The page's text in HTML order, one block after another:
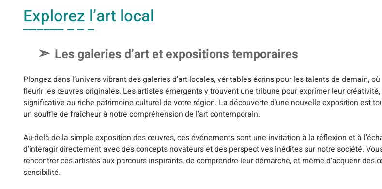
Explorez l’art local
Les galeries d’art et expositions temporaires
Plongez dans l’univers vibrant des galeries d’art locales, véritables écrins pour les talents de demain,
fleurir les œuvres originales. Les artistes émergents y trouvent une tribune pour exprimer leur
significative au riche patrimoine culturel de votre région. La découverte d’une nouvelle exposition est
un souffle de fraîcheur à notre compréhension de l’art contemporain.
Au-delà de la simple exposition des œuvres, ces événements sont une invitation à la réflexion et à
d’interagir directement avec des concepts novateurs et des perspectives inédites sur notre société.
rencontrer ces artistes aux parcours inspirants, de comprendre leur démarche, et même d’acquérir
sensibilité.